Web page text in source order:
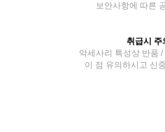
보안사항에 따른
취급시 주
악세사리 특성상 반품 /
이 점 유의하시고 신